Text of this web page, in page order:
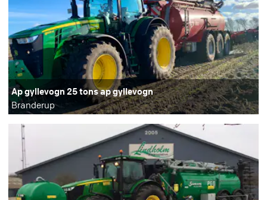
Ap gyllevogn 25 tons ap gyllevogn
Branderup